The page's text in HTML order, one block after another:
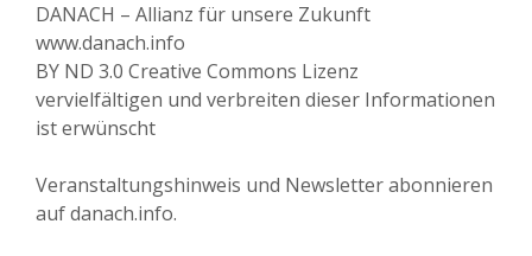
DANACH – Allianz für unsere Zukunft
www.danach.info
BY ND 3.0 Creative Commons Lizenz
vervielfältigen und verbreiten dieser Informationen
ist erwünscht
Veranstaltungshinweis und Newsletter abonnieren
auf danach.info.